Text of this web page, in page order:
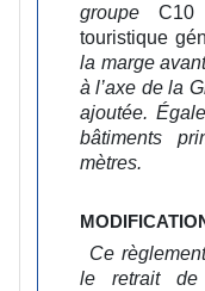
groupeC10
touristique
la marge
à l’axe de la
ajoutée.
bâtiments
mètres.
Ce
le retrait